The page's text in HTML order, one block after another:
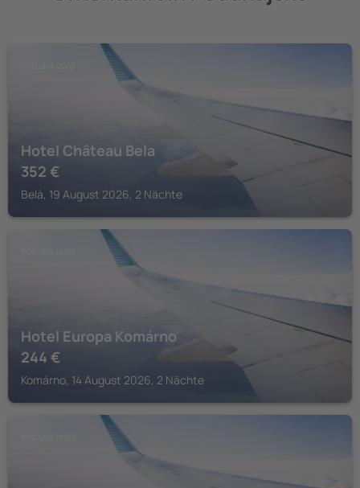
Hotel Château Bela
352 €
Belá, 19 August 2026, 2 Nächte
Hotel Europa Komárno
244 €
Komárno, 14 August 2026, 2 Nächte